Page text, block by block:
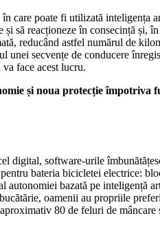
care poate fi utilizată inteligența
și să reacționeze în consecință
reducând astfel numărul de
unei secvențe de conducere
face acest lucru.
și noua protecție împotriva
digital, software-urile
bateria bicicletei electrice:
autonomiei bazată pe inteligență
oamenii au propriile
80 de feluri de